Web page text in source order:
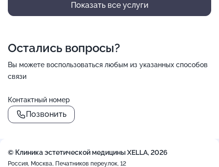
Показать все услуги
Остались вопросы?
Вы можете воспользоваться любым из указанных способов
связи
Контактный номер
Позвонить
© Клиника эстетической медицины XELLA, 2026
Россия, Москва, Печатников переулок, 12